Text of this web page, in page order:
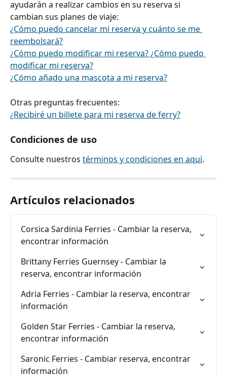
ayudarán a realizar cambios en su reserva si
cambian sus planes de viaje:
¿Cómo puedo cancelar mi reserva y cuánto se me
reembolsará?
¿Cómo puedo modificar mi reserva? ¿Cómo puedo
modificar mi reserva?
¿Cómo añado una mascota a mi reserva?
Otras preguntas frecuentes:
¿Recibiré un billete para mi reserva de ferry?
Condiciones de uso
Consulte nuestros términos y condiciones en aquí.
Artículos relacionados
Corsica Sardinia Ferries - Cambiar la reserva,
encontrar información
Brittany Ferries Guernsey - Cambiar la
reserva, encontrar información
Adria Ferries - Cambiar la reserva, encontrar
información
Golden Star Ferries - Cambiar la reserva,
encontrar información
Saronic Ferries - Cambiar reserva, encontrar
información